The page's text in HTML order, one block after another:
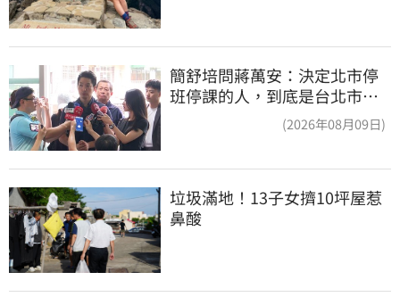
簡舒培問蔣萬安：決定北市停
班停課的人，到底是台北市
長，還是氣象署？(2026年08月09日)
垃圾滿地！13子女擠10坪屋惹
鼻酸